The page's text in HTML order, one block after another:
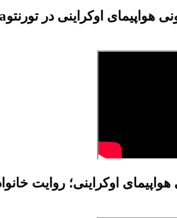
هواپیمای اوکراینی در تورنتو
اوکراینی؛ روایت